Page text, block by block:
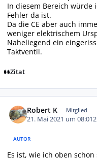
In diesem Bereich würde
Fehler da ist.
Da die CE aber auch
weniger elektrischem
Naheliegend ein
Taktventil.
Zitat
Robert K Mitglied
21. Mai 2021 um 08:01
AUTOR
Es ist, wie ich oben